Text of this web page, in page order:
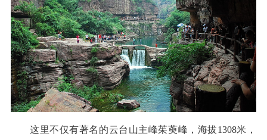
这里不仅有著名的云台山主峰茱萸峰，海拔1308米，